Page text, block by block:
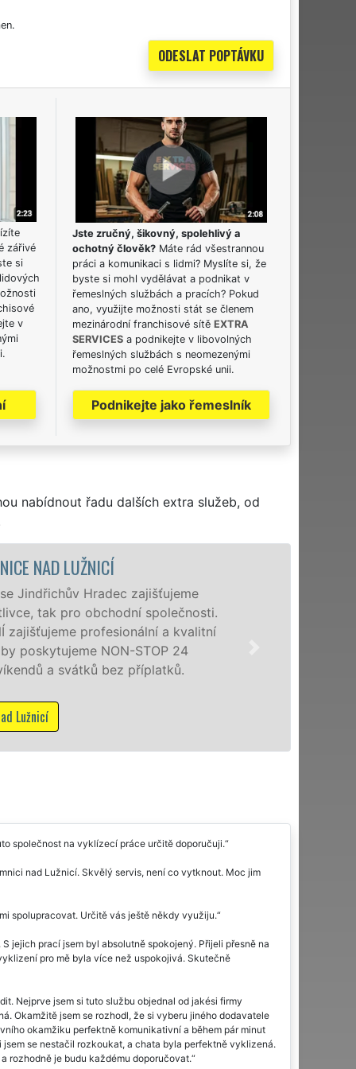
zářivé
si
v
Jste zručný, šikovný, spolehlivý a
ochotný člověk? Máte rád všestrannou
práci a komunikaci s lidmi? Myslíte si, že
byste si mohl vydělávat a podnikat v
řemeslných službách a pracích? Pokud
ano, využijte možnosti stát se členem
mezinárodní franchisové sítě EXTRA
SERVICES a podnikejte v libovolných
řemeslných službách s neomezenými
možnostmi po celé Evropské unii.
Podnikejte jako řemeslník
nabídnout řadu dalších extra služeb, od
poboček levné, přesto
Lužnicí a okolí.
společnost na vyklízecí práce určitě doporučuji.
nad Lužnicí. Skvělý servis, není co vytknout. Moc jim
spolupracovat. Určitě vás ještě někdy využiju.
jejich prací jsem byl absolutně spokojený. Přijeli přesně na
pro mě byla více než uspokojivá. Skutečně
Nejprve jsem si tuto službu objednal od jakési firmy
Okamžitě jsem se rozhodl, že si vyberu jiného dodavatele
okamžiku perfektně komunikativní a během pár minut
se nestačil rozkoukat, a chata byla perfektně vyklizená.
rozhodně je budu každému doporučovat.